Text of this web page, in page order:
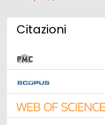
Citazioni